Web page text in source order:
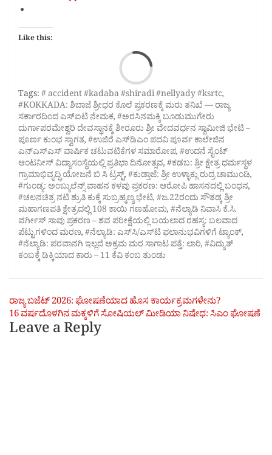
Like this:
Tags:# accident #kadaba #shiradi #nellyady #ksrtc,
#KOKKADA: ಶಿಬಾಜೆ ಶ್ರೀಧರ ಕೊಲೆ ಪ್ರಕರಣಕ್ಕೆ ಮರು ತನಿಖೆ — ರಾಜ್ಯ
ಸರ್ಕಾರದಿಂದ ಎಸ್‌ಐಟಿ ನೇಮಕ,#ಅರಸಿನಮಕ್ಕಿ ಬೂಡುಮುಗೇರು
ದುರ್ಗಾಪರಮೇಶ್ವರಿ ದೇವಸ್ಥಾನಕ್ಕೆ ಶೀರೂರು ಶ್ರೀ ವೇದವರ್ಧನ ಸ್ವಾಮೀಜಿ ಭೇಟಿ –
ಪೂರ್ಣ ಕುಂಭ ಸ್ವಾಗತ,#ಉಜಿರೆ ಎಸ್‌ಡಿಎಂ ಪದವಿ ಪೂರ್ವ ಕಾಲೇಜಿನ
ಎನ್‌ಎಸ್‌ಎಸ್ ವಾರ್ಷಿಕ ಚಟುವಟಿಕೆಗಳ ಸಮಾರೋಪ,#ಉದನೆ ಸೈಂಟ್
ಆಂಟನೀಸ್‌ ವಿದ್ಯಾಸಂಸ್ಥೆಯಲ್ಲಿ ಪ್ರತಿಭಾ ದಿನೋತ್ಸವ,#ಕಡಬ: ಶ್ರೀ ಕ್ಷೇತ್ರ ಧರ್ಮಸ್ಥಳ
ಗ್ರಾಮಾಭಿವೃದ್ಧಿ ಯೋಜನೆ ಬಿ ಸಿ ಟ್ರಸ್ಟ್‌,#ಕುಡ್ತಾಜೆ: ಶ್ರೀ ಉಳ್ಳಾಕ್ಲು ರುದ್ರ ಚಾಮುಂಡಿ,
#ಗುಂಡ್ಯ: ಅಂಬ್ಯುಲೆನ್ಸ್ ವಾಹನ ಕಳವು ಪ್ರಕರಣ: ಆರೋಪಿ ಹಾಸನದಲ್ಲಿ ಬಂಧನ,
#ಚಲನಚಿತ್ರ ನಟಿ ಶ್ರುತಿ ಕುಕ್ಕೆ ಸುಬ್ರಹ್ಮಣ್ಯ ಭೇಟಿ,#ಜ.22ರಂದು ಸೌತಡ್ಕ ಶ್ರೀ
ಮಹಾಗಣಪತಿ ಕ್ಷೇತ್ರದಲ್ಲಿ 108 ಕಾಯಿ ಗಣಹೋಮ,#ನೆಲ್ಯಾಡಿ ನಿವಾಸಿ ಕೆ.ಸಿ.
ವರ್ಗೀಸ್ ಸಾವು ಪ್ರಕರಣ – ಶವ ಪರೀಕ್ಷೆಯಲ್ಲಿ ಬಯಲಾದ ರಹಸ್ಯ: ಬಲವಾದ
ಪೆಟ್ಟುಗಳಿಂದ ಮರಣ,#ನೆಲ್ಯಾಡಿ: ಎಸ್‌ಸಿ/ಎಸ್‌ಟಿ ಫಲಾನುಭವಿಗಳಿಗೆ ಟ್ಯಾಂಕ್,
#ನೆಲ್ಯಾಡಿ: ಪರವಾನಗಿ ಇಲ್ಲದೆ ಅಕ್ರಮ ಮರ ಸಾಗಾಟ ಪತ್ತೆ: ಲಾರಿ,#ವಿದ್ಯುತ್
ಕಂಬಕ್ಕೆ ಡಿಕ್ಕಿಯಾದ ಕಾರು – 11 ಕೆವಿ ಕಂಬ ತುಂಡು
Post
navigation
ರಾಜ್ಯ ಬಜೆಟ್ 2026: ಘೋಷಣೆಯಾದ ಹೊಸ ಕಾರ್ಯಕ್ರಮಗಳೇನು?
16 ವರ್ಷದೊಳಗಿನ ಮಕ್ಕಳಿಗೆ ಸೋಷಿಯಲ್ ಮೀಡಿಯಾ ನಿಷೇಧ: ಸಿಎಂ ಘೋಷಣೆ
Leave a Reply